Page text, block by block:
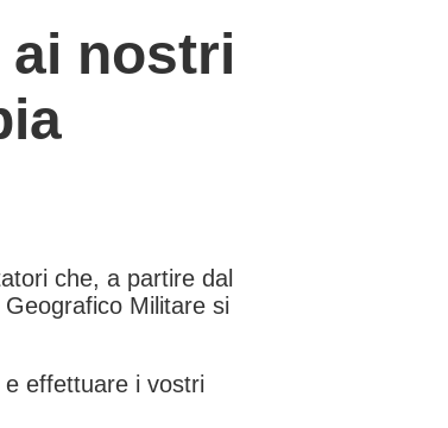
nostri
che, a partire dal
Militare si
effettuare i vostri